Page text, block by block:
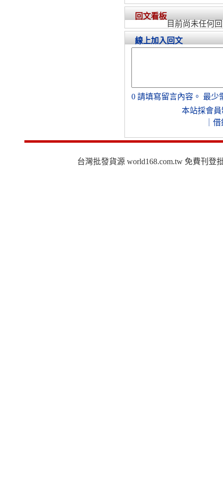
回文看板
目前尚未任何
線上加入回文
0 請填寫留言內容。 最少
本站採會員
借
台灣批發貨源 world168.com.tw 免費刊登